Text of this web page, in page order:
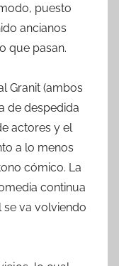
puesto
ancianos
que pasan.
Granit (ambos
de despedida
actores y el
a lo menos
cómico. La
continua
se va volviendo